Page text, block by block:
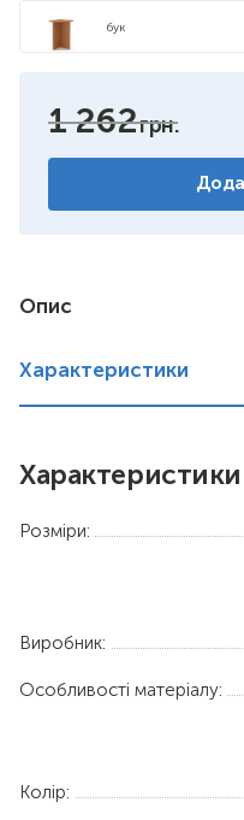
бук
горіх
1 262
Опис
Характеристики
Характеристики
Розміри:
Виробник:
Особливості матеріалу:
Колір: